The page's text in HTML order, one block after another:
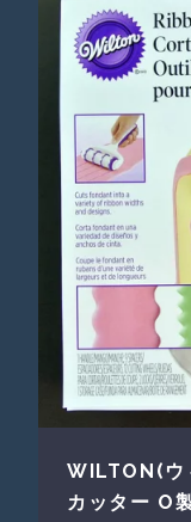
WILTON(ウ
カッター О